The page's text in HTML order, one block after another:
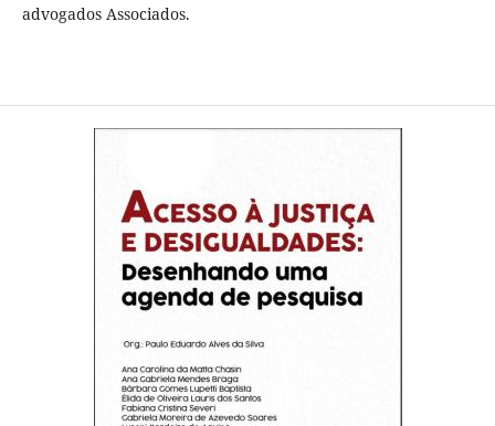
advogados Associados.